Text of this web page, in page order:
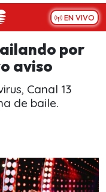
EN VIVO
por
aviso
Canal 13
de baile.